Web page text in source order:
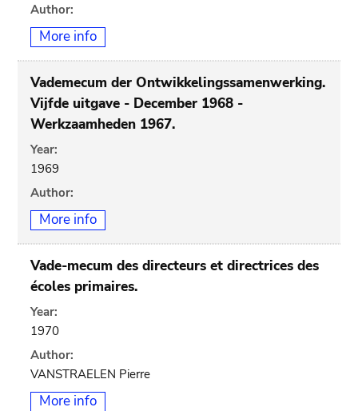
Author:
More info
Vademecum der Ontwikkelingssamenwerking.
Vijfde uitgave - December 1968 -
Werkzaamheden 1967.
Year:
1969
Author:
More info
Vade-mecum des directeurs et directrices des
écoles primaires.
Year:
1970
Author:
VANSTRAELEN Pierre
More info